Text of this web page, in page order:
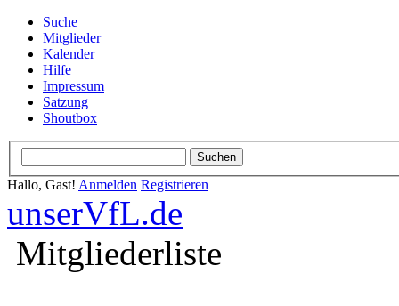
Suche
Mitglieder
Kalender
Hilfe
Impressum
Satzung
Shoutbox
Hallo, Gast! Anmelden Registrieren
unserVfL.de
Mitgliederliste